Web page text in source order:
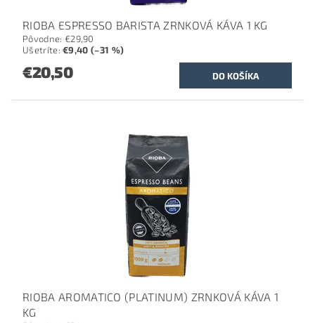
RIOBA ESPRESSO BARISTA ZRNKOVÁ KÁVA 1 KG
Pôvodne: €29,90
Ušetríte:€9,40 (–31 %)
€20,50
RIOBA AROMATICO (PLATINUM) ZRNKOVÁ KÁVA 1
KG